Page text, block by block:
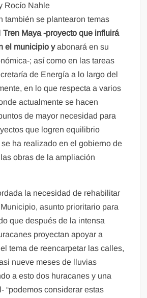
Rocío Nahle
también se plantearon temas
Tren Maya -proyecto que influirá
el municipio yabonará en su
; así como en las tareas
de Energía a lo largo del
en lo que respecta a varios
actualmente se hacen
de mayor necesidad para
que logren equilibrio
ha realizado en el gobierno de
obras de la ampliación
la necesidad de rehabilitar
asunto prioritario para
que después de la intensa
proyectan apoyar a
tema de reencarpetar las calles,
nueve meses de lluvias
a esto dos huracanes y una
“podemos considerar estas